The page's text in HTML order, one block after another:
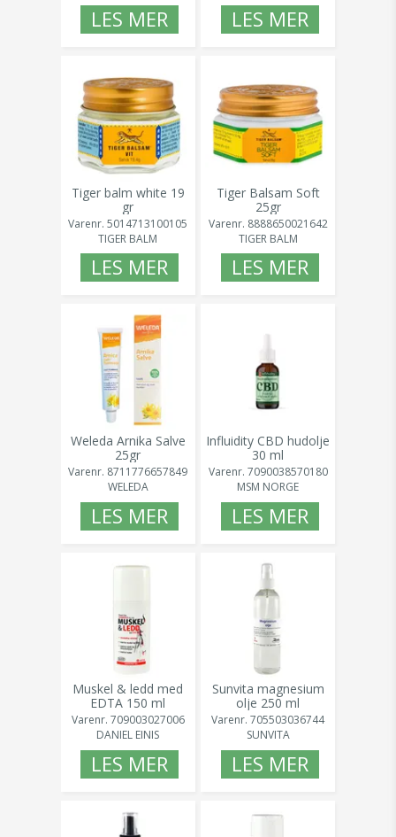
LES MER LES MER
Tiger balm white 19
gr
Varenr. 5014713100105
TIGER BALM
LES MER
Tiger Balsam Soft
25gr
Varenr. 8888650021642
TIGER BALM
LES MER
Weleda Arnika Salve
25gr
Varenr. 8711776657849
WELEDA
LES MER
Influidity CBD hudolje
30 ml
Varenr. 7090038570180
MSM NORGE
LES MER
Muskel & ledd med
EDTA 150 ml
Varenr. 709003027006
DANIEL EINIS
LES MER
Sunvita magnesium
olje 250 ml
Varenr. 705503036744
SUNVITA
LES MER